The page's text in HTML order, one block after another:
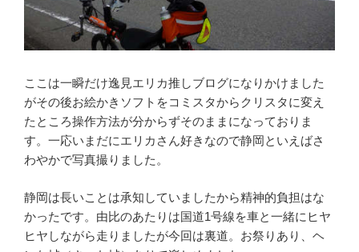
ここは一瞬だけ逸見エリカ推しブログになりかけました
がその後お絵かきソフトをコミスタからクリスタに変え
たところ操作方法が分からずそのままになっておりま
す。一応いまだにエリカさん好きなので静岡といえばさ
わやかで写真撮りました。
静岡は長いことは承知していましたから精神的負担はな
かったです。由比のあたりは国道1号線を車と一緒にヒヤ
ヒヤしながら走りましたが今回は裏道。お祭りあり、ヘ